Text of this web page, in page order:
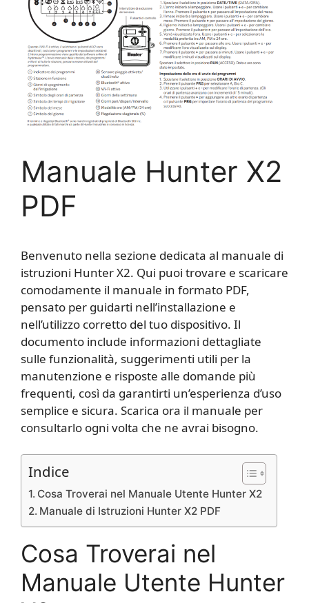
Manuale Hunter X2
PDF
Benvenuto nella sezione dedicata al manuale di
istruzioni Hunter X2. Qui puoi trovare e scaricare
comodamente il manuale in formato PDF,
pensato per guidarti nell’installazione e
nell’utilizzo corretto del tuo dispositivo. Il
documento include informazioni dettagliate
sulle funzionalità, suggerimenti utili per la
manutenzione e risposte alle domande più
frequenti, così da garantirti un’esperienza d’uso
semplice e sicura. Scarica ora il manuale per
consultarlo ogni volta che ne avrai bisogno.
Indice
Cosa Troverai nel Manuale Utente Hunter X2
Manuale di Istruzioni Hunter X2 PDF
Cosa Troverai nel
Manuale Utente Hunter